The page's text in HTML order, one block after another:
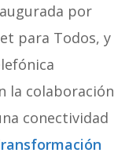
por
para Todos, y
la colaboración
conectividad